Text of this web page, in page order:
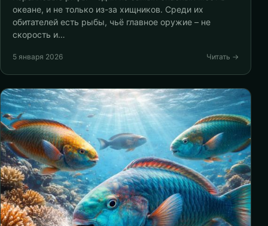
океане, и не только из-за хищников. Среди их
обитателей есть рыбы, чьё главное оружие – не
скорость и…
5 января 2026 Читать →